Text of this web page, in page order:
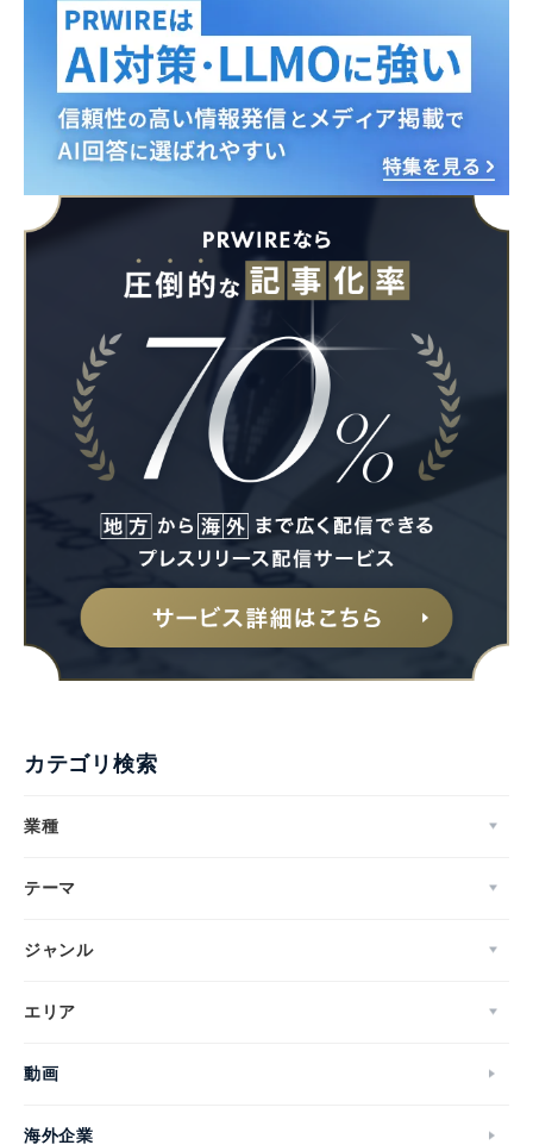
カテゴリ検索
業種
テーマ
ジャンル
エリア
動画
海外企業